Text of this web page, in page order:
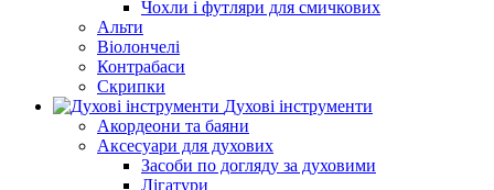
Чохли і футляри для смичкових
Альти
Віолончелі
Контрабаси
Скрипки
Духові інструменти
Акордеони та баяни
Аксесуари для духових
Засоби по догляду за духовими
Лігатури